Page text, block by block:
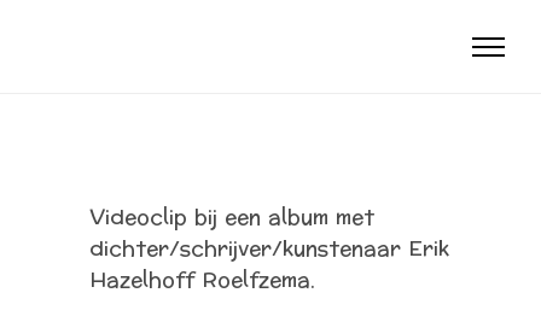
Videoclip bij een album met
dichter/schrijver/kunstenaar Erik
Hazelhoff Roelfzema.